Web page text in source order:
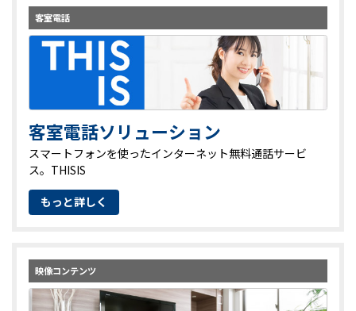
客室電話
客室電話ソリューション
スマートフォンを使ったインターネット無料通話サービ
ス。THISIS
もっと詳しく
映像コンテンツ